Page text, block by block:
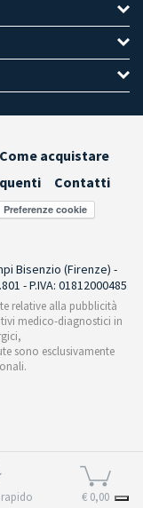
€ 0,00
Come acquistare
Contatti
Preferenze cookie
Bisenzio (Firenze) -
- P.IVA: 01812000485
relative alla pubblicità
medico-diagnostici in
sono esclusivamente